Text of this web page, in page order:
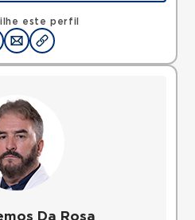
este perfil
Rodrigues, Vila Nova
SP, 04544000 •
Da Rosa